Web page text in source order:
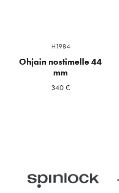
H1984
Ohjain nostimelle 44
mm
340 €